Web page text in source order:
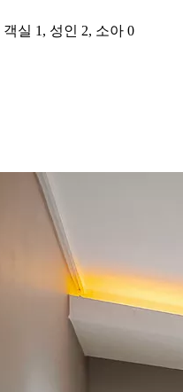
객실 1, 성인 2, 소아 0